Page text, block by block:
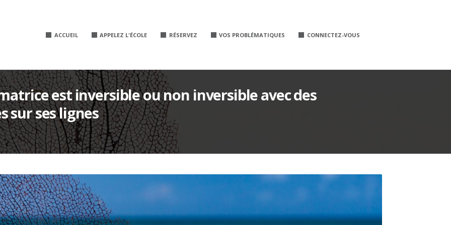
ACCUEIL APPELEZ L'ÉCOLE RÉSERVEZ VOS PROBLÉMATIQUES CONNECTEZ-VOUS
est inversible ou non inversible avec des
sur ses lignes